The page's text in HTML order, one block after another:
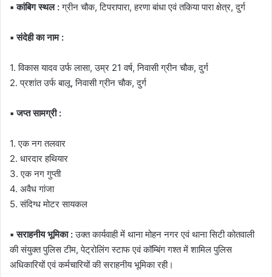
▪️ कांबिग स्थल :ग्रीन चौक, टिपरापारा, हरणा बांधा एवं तकिया पारा क्षेत्र, दुर्ग
▪️ संदेही का नाम :
1. विकास यादव उर्फ लासा, उम्र 21 वर्ष, निवासी ग्रीन चौक, दुर्ग
2. प्रशांत उर्फ बालू, निवासी ग्रीन चौक, दुर्ग
▪️ जप्त सामग्री :
1. एक नग तलवार
2. धारदार हथियार
3. एक नग गुप्ती
4. अवैध गांजा
5. संदिग्ध मोटर सायकल
▪️ सराहनीय भूमिका :उक्त कार्यवाही में थाना मोहन नगर एवं थाना सिटी कोतवाली
की संयुक्त पुलिस टीम, पेट्रोलिंग स्टाफ एवं कॉम्बिंग गश्त में शामिल पुलिस
अधिकारियों एवं कर्मचारियों की सराहनीय भूमिका रही।